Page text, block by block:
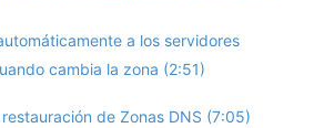
a los servidores
cambia la zona (2:51)
de Zonas DNS (7:05)